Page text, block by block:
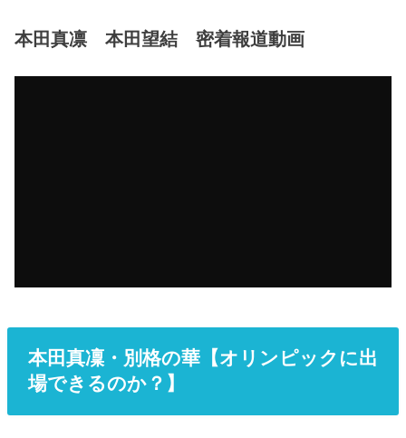
本田真凛 本田望結 密着報道動画
本田真凜・別格の華【オリンピックに出
場できるのか？】